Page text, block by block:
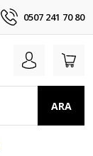
0507 241 70 80
ARA